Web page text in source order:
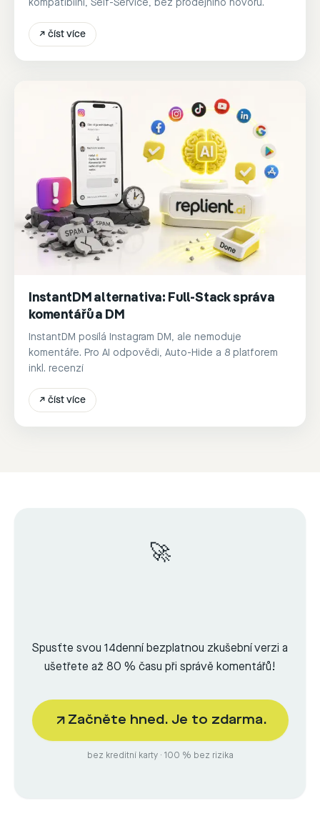
kompatibilní, Self-Service, bez prodejního hovoru.
↗ číst více
InstantDM alternativa: Full-Stack správa
komentářů a DM
InstantDM posílá Instagram DM, ale nemoduje
komentáře. Pro AI odpovědi, Auto-Hide a 8 platforem
inkl. recenzí
↗ číst více
🚀
Spusťte svou 14denní bezplatnou zkušební verzi a
ušetřete až 80 % času při správě komentářů!
Začněte hned. Je to zdarma.
bez kreditní karty · 100 % bez rizika